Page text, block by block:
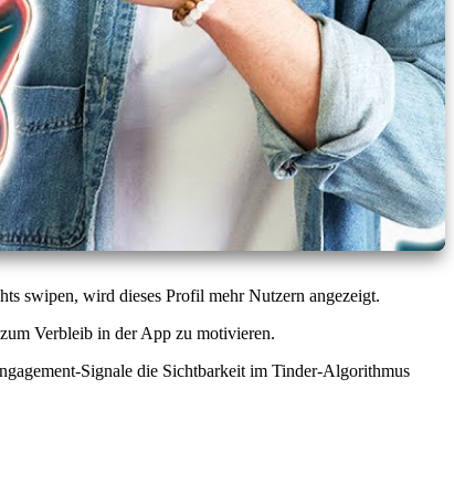
swipen, wird dieses Profil mehr Nutzern angezeigt.
Verbleib in der App zu motivieren.
Signale die Sichtbarkeit im Tinder-Algorithmus